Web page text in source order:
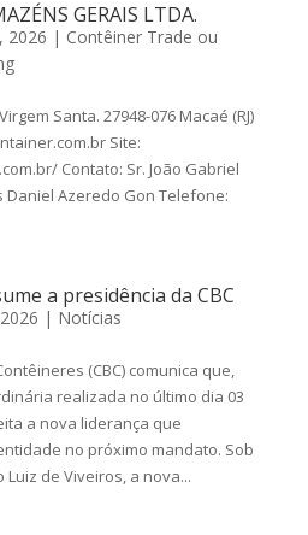
GERAIS LTDA.
2026 | Contêiner Trade ou
Santa. 27948-076 Macaé (RJ)
Site:
Contato: Sr. João Gabriel
Daniel Azeredo Gon Telefone:
a presidência da CBC
| Notícias
(CBC) comunica que,
realizada no último dia 03
a nova liderança que
no próximo mandato. Sob
de Viveiros, a nova...